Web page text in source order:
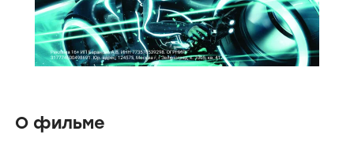
О фильме